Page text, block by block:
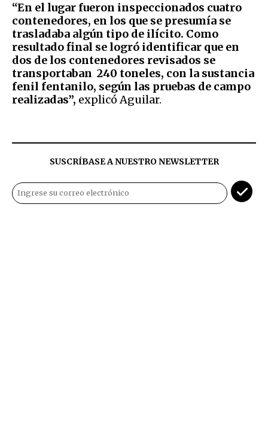
“En el lugar fueron inspeccionados cuatro
contenedores, en los que se presumía se
trasladaba algún tipo de ilícito. Como
resultado final se logró identificar que en
dos de los contenedores revisados se
transportaban 240 toneles, con la sustancia
fenil fentanilo, según las pruebas de campo
realizadas”, explicó Aguilar.
SUSCRÍBASE A NUESTRO NEWSLETTER